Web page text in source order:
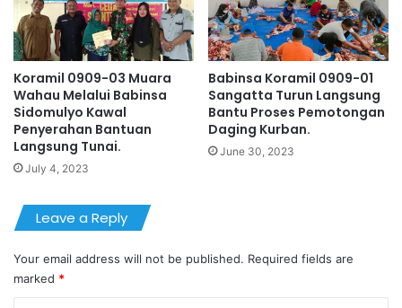
Koramil 0909-03 Muara
Wahau Melalui Babinsa
Sidomulyo Kawal
Penyerahan Bantuan
Langsung Tunai.
July 4, 2023
Babinsa Koramil 0909-01
Sangatta Turun Langsung
Bantu Proses Pemotongan
Daging Kurban.
June 30, 2023
Leave a Reply
Your email address will not be published. Required fields are
marked *